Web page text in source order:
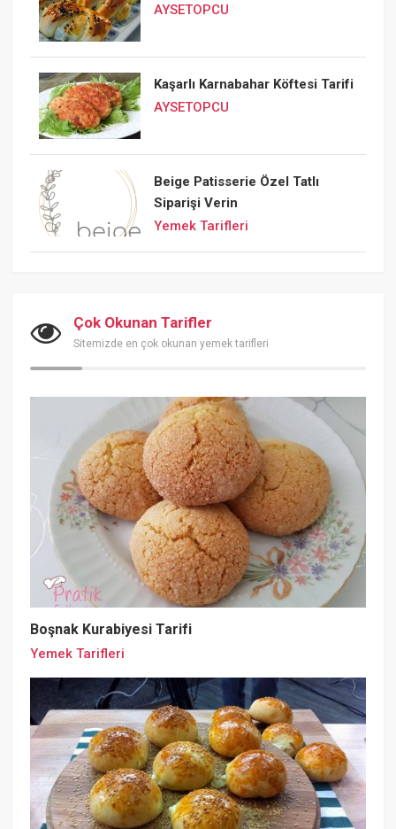
AYSETOPCU
Kaşarlı Karnabahar Köftesi Tarifi
AYSETOPCU
Beige Patisserie Özel Tatlı
Siparişi Verin
Yemek Tarifleri
Çok Okunan Tarifler
Sitemizde en çok okunan yemek tarifleri
Boşnak Kurabiyesi Tarifi
Yemek Tarifleri